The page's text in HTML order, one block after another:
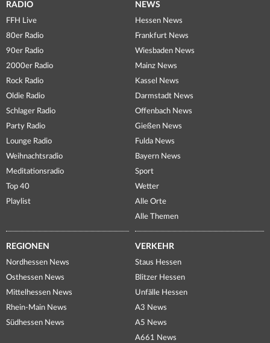
RADIO
FFH Live
80er Radio
90er Radio
2000er Radio
Rock Radio
Oldie Radio
Schlager Radio
Party Radio
Lounge Radio
Weihnachtsradio
Meditationsradio
Top 40
Playlist
NEWS
Hessen News
Frankfurt News
Wiesbaden News
Mainz News
Kassel News
Darmstadt News
Offenbach News
Gießen News
Fulda News
Bayern News
Sport
Wetter
Alle Orte
Alle Themen
REGIONEN
Nordhessen News
Osthessen News
Mittelhessen News
Rhein-Main News
Südhessen News
VERKEHR
Staus Hessen
Blitzer Hessen
Unfälle Hessen
A3 News
A5 News
A661 News